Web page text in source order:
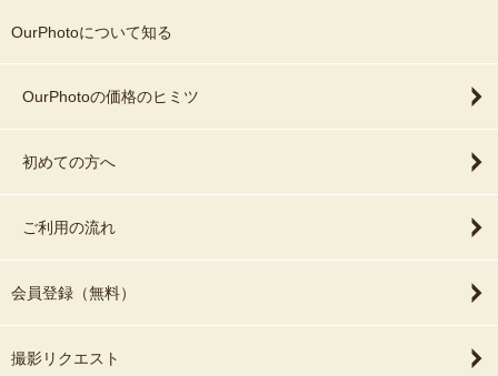
OurPhotoについて知る
OurPhotoの価格のヒミツ
初めての方へ
ご利用の流れ
会員登録（無料）
撮影リクエスト